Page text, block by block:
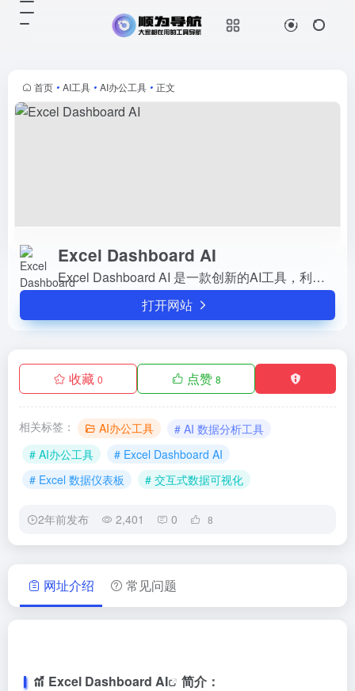
首页 • AI工具 • AI办公工具 • 正文
Excel Dashboard AI
Excel Dashboard AI 是一款创新的AI工具，利用人工智能技术将 Excel 数据快速转换为交互式仪表板和分析报告。只需两次点击，即可生成多维数据分析和详细报告。通过自然语言处理功...
打开网站
收藏 0 点赞 8
相关标签： AI办公工具
# AI 数据分析工具
# AI办公工具
# Excel Dashboard AI
# Excel 数据仪表板
# 交互式数据可视化
2年前发布 2,401 0 8
数据快速转换为交互式仪表板和分析
报告。只需两次点击，即可生成多维
数据...
网址介绍 常见问题
Excel Dashboard AI 简介：